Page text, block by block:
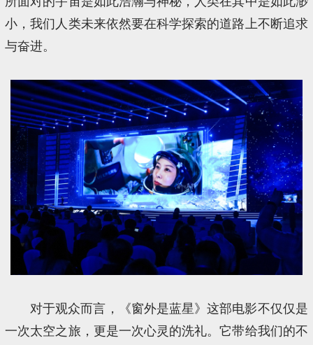
小，我们人类未来依然要在科学探索的道路上不断追求
与奋进。
对于观众而言，《窗外是蓝星》这部电影不仅仅是
一次太空之旅，更是一次心灵的洗礼。它带给我们的不